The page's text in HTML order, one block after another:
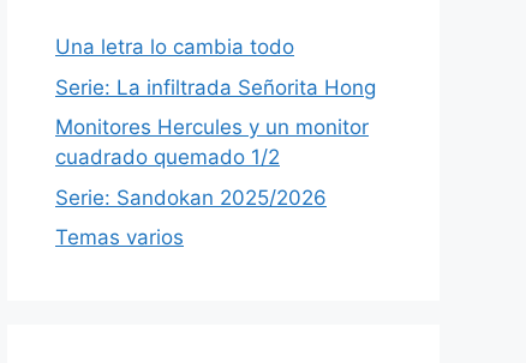
Una letra lo cambia todo
Serie: La infiltrada Señorita Hong
Monitores Hercules y un monitor
cuadrado quemado 1/2
Serie: Sandokan 2025/2026
Temas varios